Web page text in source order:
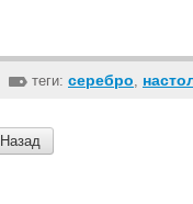
теги: серебро
Назад